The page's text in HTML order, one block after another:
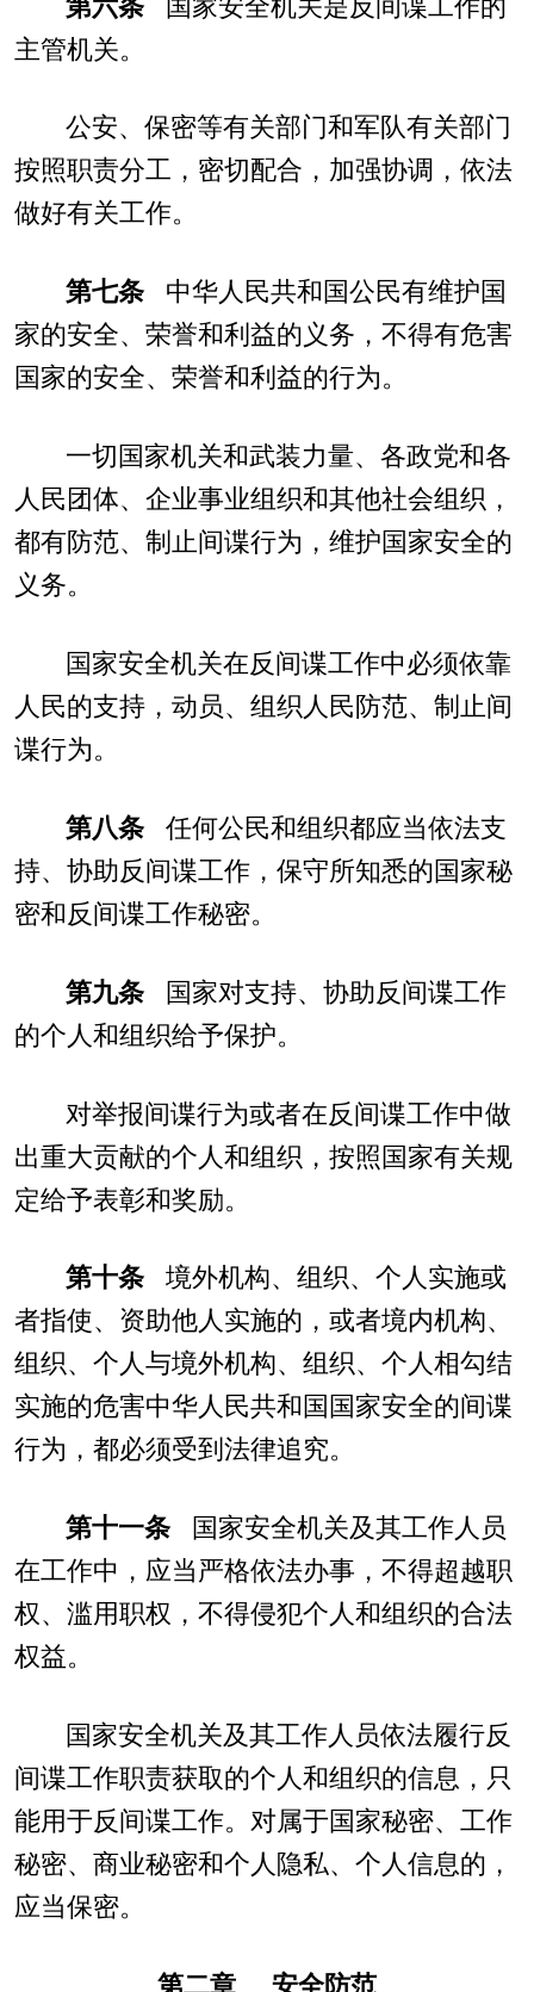
第六条国家安全机关是反间谍工作的
主管机关。
公安、保密等有关部门和军队有关部门
按照职责分工，密切配合，加强协调，依法
做好有关工作。
第七条中华人民共和国公民有维护国
家的安全、荣誉和利益的义务，不得有危害
国家的安全、荣誉和利益的行为。
一切国家机关和武装力量、各政党和各
人民团体、企业事业组织和其他社会组织，
都有防范、制止间谍行为，维护国家安全的
义务。
国家安全机关在反间谍工作中必须依靠
人民的支持，动员、组织人民防范、制止间
谍行为。
第八条任何公民和组织都应当依法支
持、协助反间谍工作，保守所知悉的国家秘
密和反间谍工作秘密。
第九条国家对支持、协助反间谍工作
的个人和组织给予保护。
对举报间谍行为或者在反间谍工作中做
出重大贡献的个人和组织，按照国家有关规
定给予表彰和奖励。
第十条境外机构、组织、个人实施或
者指使、资助他人实施的，或者境内机构、
组织、个人与境外机构、组织、个人相勾结
实施的危害中华人民共和国国家安全的间谍
行为，都必须受到法律追究。
第十一条国家安全机关及其工作人员
在工作中，应当严格依法办事，不得超越职
权、滥用职权，不得侵犯个人和组织的合法
权益。
国家安全机关及其工作人员依法履行反
间谍工作职责获取的个人和组织的信息，只
能用于反间谍工作。对属于国家秘密、工作
秘密、商业秘密和个人隐私、个人信息的，
应当保密。
第二章 安全防范